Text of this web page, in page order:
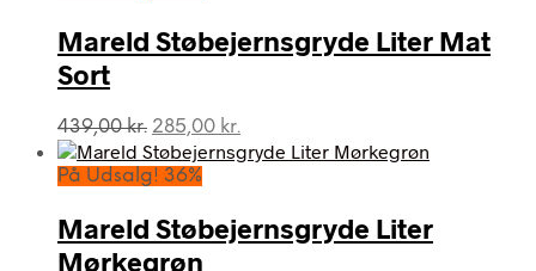
Mareld Støbejernsgryde Liter Mat
Sort
439,00kr. Den
oprindelige
pris
439,00 kr..
285,00 kr.
aktuelle
På Udsalg! 36%
Mareld Støbejernsgryde Liter
Mørkegrøn